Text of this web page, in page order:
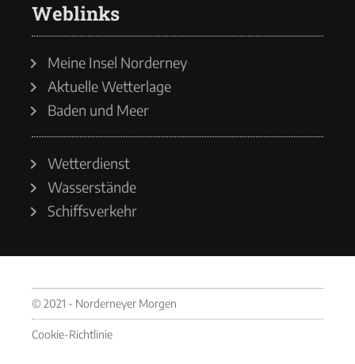
Weblinks
Meine Insel Norderney
Aktuelle Wetterlage
Baden und Meer
Wetterdienst
Wasserstände
Schiffsverkehr
© 2021 - Norderneyer Morgen
Cookie-Richtlinie